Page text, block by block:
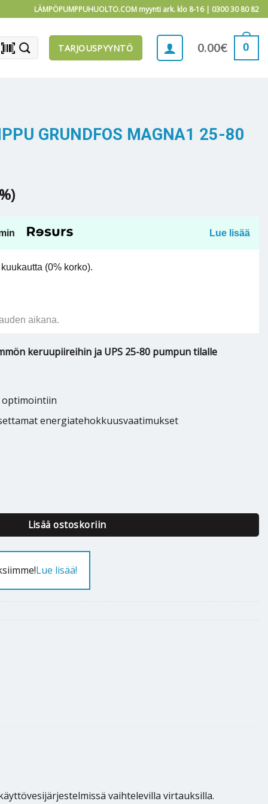
LÄMPÖPUMPPUHUOLTO.COM myynti ark. klo 8-16 | 0300 30 80 82
barcode_scanner TARJOUSPYYNTÖ 0.00€ 0
GRUNDFOS MAGNA1 25-80
Lue lisää
(0% korko).
aikana.
keruupiireihin ja UPS 25-80 pumpun tilalle
energiatehokkuusvaatimukset
25-80 180 määrä
Lisää ostoskoriin
Lue lisää!
vaihtelevilla virtauksilla.